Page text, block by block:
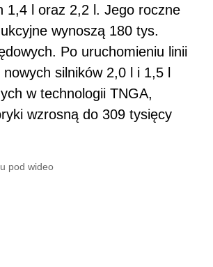
1,4 l oraz 2,2 l. Jego roczne
wynoszą 180 tys.
Po uruchomieniu linii
silników 2,0 l i 1,5 l
w technologii TNGA,
wzrosną do 309 tysięcy
pod wideo